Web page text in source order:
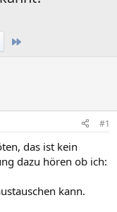
#1
das ist kein
dazu hören ob ich:
kann.